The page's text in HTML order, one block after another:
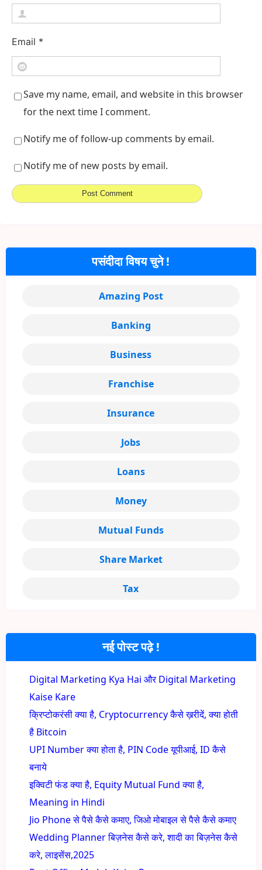
Email *
Save my name, email, and website in this browser
for the next time I comment.
Notify me of follow-up comments by email.
Notify me of new posts by email.
नई पोस्ट पढ़े !
Digital Marketing Kya Hai और Digital Marketing
Kaise Kare
क्रिप्टोकरंसी क्या है, Cryptocurrency कैसे ख़रीदें, क्या होती
है Bitcoin
UPI Number क्या होता है, PIN Code यूपीआई, ID कैसे
बनाये
इक्विटी फंड क्या है, Equity Mutual Fund क्या है,
Meaning in Hindi
Jio Phone से पैसे कैसे कमाए, जिओ मोबाइल से पैसे कैसे कमाए
Wedding Planner बिज़नेस कैसे करे, शादी का बिज़नेस कैसे
करे, लाइसेंस,2025
पसंदीदा विषय चुने !
Amazing Post
Banking
Business
Franchise
Insurance
Jobs
Loans
Money
Mutual Funds
Share Market
Tax